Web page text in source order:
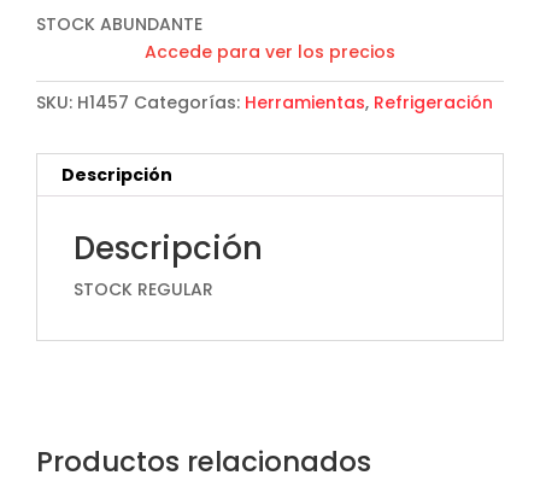
STOCK ABUNDANTE
Accede para ver los precios
SKU: H1457 Categorías: Herramientas, Refrigeración
Descripción
Descripción
STOCK REGULAR
Productos relacionados